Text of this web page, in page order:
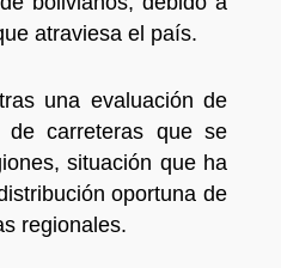
atraviesa el país.
una evaluación de
de carreteras que se
situación que ha
oportuna de
regionales.